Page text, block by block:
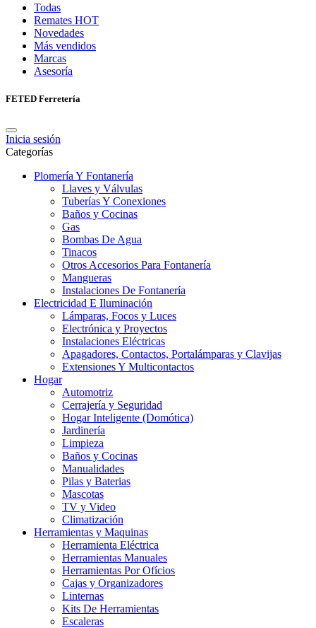
Todas
Remates HOT
Novedades
Más vendidos
Marcas
Asesoría
FETED Ferretería
Inicia sesión
Categorías
Plomería Y Fontanería
Llaves y Válvulas
Tuberías Y Conexiones
Baños y Cocinas
Gas
Bombas De Agua
Tinacos
Otros Accesorios Para Fontanería
Mangueras
Instalaciones De Fontanería
Electricidad E Iluminación
Lámparas, Focos y Luces
Electrónica y Proyectos
Instalaciones Eléctricas
Apagadores, Contactos, Portalámparas y Clavijas
Extensiones Y Multicontactos
Hogar
Automotriz
Cerrajería y Seguridad
Hogar Inteligente (Domótica)
Jardinería
Limpieza
Baños y Cocinas
Manualidades
Pilas y Baterias
Mascotas
TV y Video
Climatización
Herramientas y Maquinas
Herramienta Eléctrica
Herramientas Manuales
Herramientas Por Ofícios
Cajas y Organizadores
Linternas
Kits De Herramientas
Escaleras